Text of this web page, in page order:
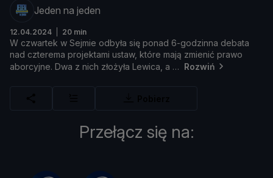
Jeden na jeden
12.04.2024 20 min
W czwartek w Sejmie odbyła się ponad 6-godzinna debata
nad czterema projektami ustaw, które mają zmienić prawo
aborcyjne. Dwa z nich złożyła Lewica, a Rozwiń
Przełącz się na: